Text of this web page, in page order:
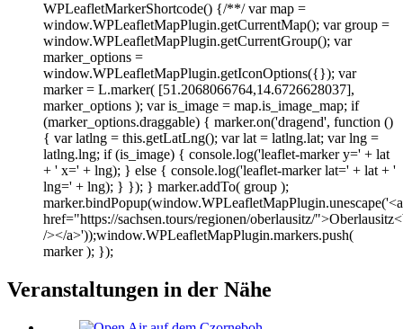
WPLeafletMarkerShortcode() {/**/ var map =
window.WPLeafletMapPlugin.getCurrentMap(); var group =
window.WPLeafletMapPlugin.getCurrentGroup(); var
marker_options =
window.WPLeafletMapPlugin.getIconOptions({}); var
marker = L.marker( [51.2068066764,14.6726628037],
marker_options ); var is_image = map.is_image_map; if
(marker_options.draggable) { marker.on('dragend', function ()
{ var latlng = this.getLatLng(); var lat = latlng.lat; var lng =
latlng.lng; if (is_image) { console.log('leaflet-marker y=' + lat
+ ' x=' + lng); } else { console.log('leaflet-marker lat=' + lat + '
lng=' + lng); } }); } marker.addTo( group );
marker.bindPopup(window.WPLeafletMapPlugin.unescape('<a
href="https://sachsen.tours/regionen/oberlausitz/
/></a>'));window.WPLeafletMapPlugin.markers.push(
marker ); });
Veranstaltungen in der Nähe